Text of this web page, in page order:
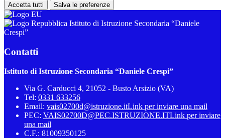
Accetta tutti Salva le preferenze
Istituto di Istruzione Secondaria “Daniele
Crespi”
Contatti
Istituto di Istruzione Secondaria “Daniele Crespi”
Via G. Carducci 4, 21052 - Busto Arsizio (VA)
Tel: 0331 633256
Email: vais02700d@istruzione.itLink per inviare una mail
PEC: VAIS02700D@PEC.ISTRUZIONE.ITLink per inviare
una mail
C.F.: 81009350125